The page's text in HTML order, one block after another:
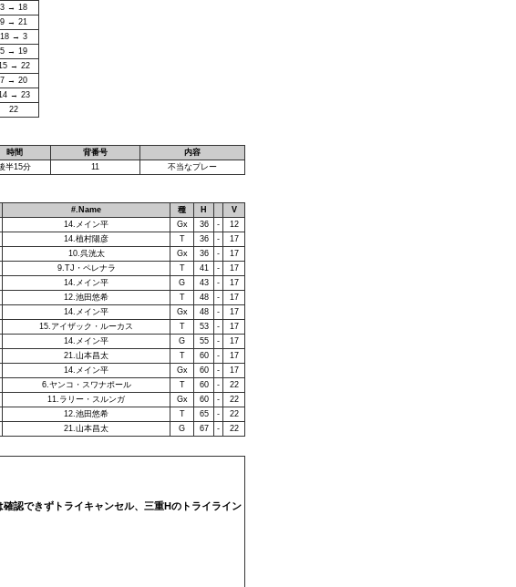
3 → 18
9 → 21
18 → 3
5 → 19
→ 22
7 → 20
→ 23
22
時間 背番号
内容
半15分 11 不当なプレー
#.Name 種 H
V
14.メイン平 Gx 36 -
12
14.植村陽彦 T 36 -
17
10.呉洸太 Gx 36 -
17
9.TJ・ペレナラ T 41 -
17
14.メイン平 G 43 -
17
12.池田悠希 T 48 -
17
14.メイン平 Gx 48 -
17
15.アイザック・ルーカス T 53 -
17
14.メイン平 G 55 -
17
21.山本昌太 T 60 -
17
14.メイン平 Gx 60 -
17
6.ヤンコ・スワナポール T 60 -
22
11.ラリー・スルンガ Gx 60 -
22
12.池田悠希 T 65 -
22
21.山本昌太 G 67 - 22
認できずトライキャンセル、三重Hのトライライン